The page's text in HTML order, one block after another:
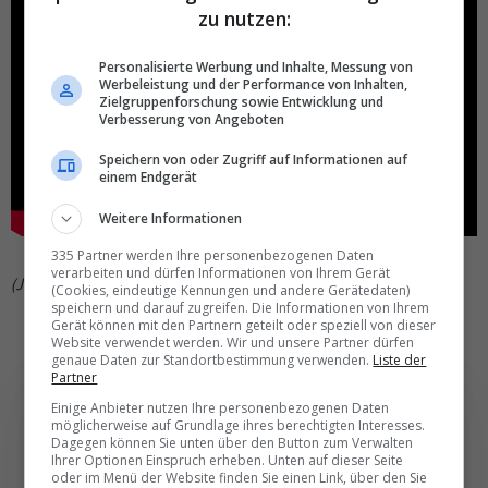
(JCR)
zu nutzen:
Personalisierte Werbung und Inhalte, Messung von
Werbeleistung und der Performance von Inhalten,
Zielgruppenforschung sowie Entwicklung und
Verbesserung von Angeboten
Speichern von oder Zugriff auf Informationen auf
einem Endgerät
Weitere Informationen
335 Partner werden Ihre personenbezogenen Daten
verarbeiten und dürfen Informationen von Ihrem Gerät
(Cookies, eindeutige Kennungen und andere Gerätedaten)
speichern und darauf zugreifen. Die Informationen von Ihrem
Gerät können mit den Partnern geteilt oder speziell von dieser
Website verwendet werden. Wir und unsere Partner dürfen
genaue Daten zur Standortbestimmung verwenden. Liste der
Partner
Einige Anbieter nutzen Ihre personenbezogenen Daten
möglicherweise auf Grundlage ihres berechtigten Interesses.
Dagegen können Sie unten über den Button zum Verwalten
Ihrer Optionen Einspruch erheben. Unten auf dieser Seite
oder im Menü der Website finden Sie einen Link, über den Sie